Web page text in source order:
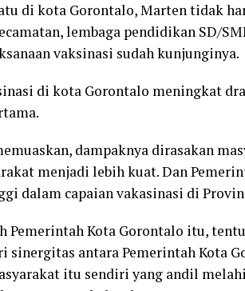
di kota Gorontalo, Marten tidak
lembaga pendidikan SD/
vaksinasi sudah kunjunginya.
di kota Gorontalo meningkat
dampaknya dirasakan
menjadi lebih kuat. Dan
dalam capaian vakasinasi di
Pemerintah Kota Gorontalo itu,
sinergitas antara Pemerintah Kota
itu sendiri yang andil